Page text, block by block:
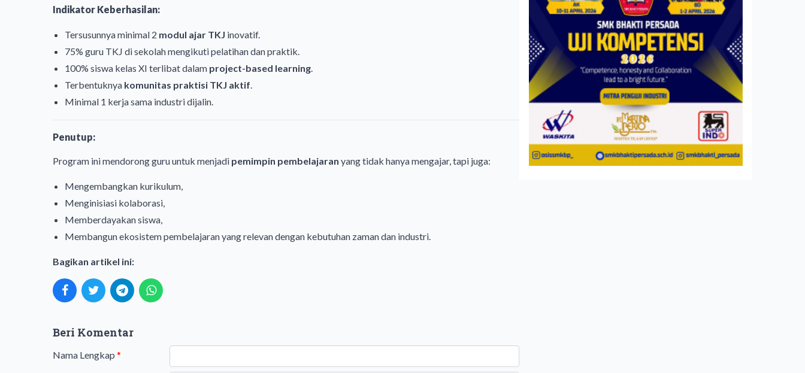
Indikator Keberhasilan:
Tersusunnya minimal 2 modul ajar TKJ inovatif.
75% guru TKJ di sekolah mengikuti pelatihan dan praktik.
100% siswa kelas XI terlibat dalam project-based learning.
Terbentuknya komunitas praktisi TKJ aktif.
Minimal 1 kerja sama industri dijalin.
Penutup:
Program ini mendorong guru untuk menjadi pemimpin pembelajaran yang tidak hanya mengajar, tapi juga:
Mengembangkan kurikulum,
Menginisiasi kolaborasi,
Memberdayakan siswa,
Membangun ekosistem pembelajaran yang relevan dengan kebutuhan zaman dan industri.
Bagikan artikel ini:
Beri Komentar
Nama Lengkap *